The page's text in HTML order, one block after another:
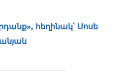
The
options
հեղինակ՝ Սոսե